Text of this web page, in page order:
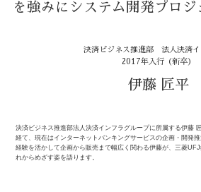
を強みにシステム開発プロ
決済ビジネス推進部 法人決済
2017年入行（新卒）
伊藤 匠平
決済ビジネス推進部法人決済インフラグループに所属する伊藤
経て、現在はインターネットバンキングサービスの企画・開発
経験を活かして企画から販売まで幅広く関わる伊藤が、三菱
れからめざす姿を語ります。